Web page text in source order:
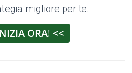
migliore per te.
ORA! <<